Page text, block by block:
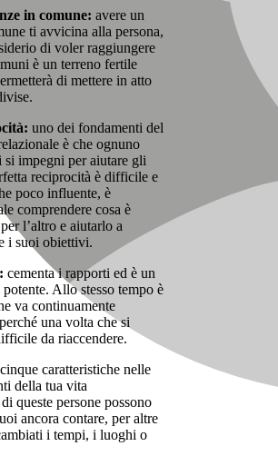
in comune: avere un
ti avvicina alla persona,
di voler raggiungere
è un terreno fertile
di mettere in atto
uno dei fondamenti del
è che ognuno
si impegni per aiutare gli
reciprocità è difficile e
poco influente, è
comprendere cosa è
l’altro e aiutarlo a
i suoi obiettivi.
cementa i rapporti ed è un
potente. Allo stesso tempo è
va continuamente
una volta che si
da riaccendere.
caratteristiche nelle
della tua vita
queste persone possono
ancora contare, per altre
i tempi, i luoghi o